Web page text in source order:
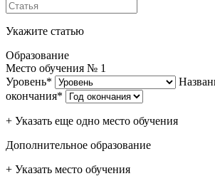
Укажите статью
Образование
Место обучения № 1
Уровень*
окончания*
+ Указать еще одно место обучения
Дополнительное образование
+ Указать место обучения